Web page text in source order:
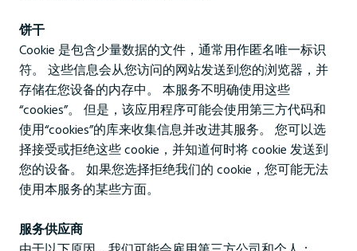
饼干
Cookie 是包含少量数据的文件，通常用作匿名唯一标识
符。 这些信息会从您访问的网站发送到您的浏览器，并
存储在您设备的内存中。 本服务不明确使用这些
“cookies”。 但是，该应用程序可能会使用第三方代码和
使用“cookies”的库来收集信息并改进其服务。 您可以选
择接受或拒绝这些 cookie，并知道何时将 cookie 发送到
您的设备。 如果您选择拒绝我们的 cookie，您可能无法
使用本服务的某些方面。
服务供应商